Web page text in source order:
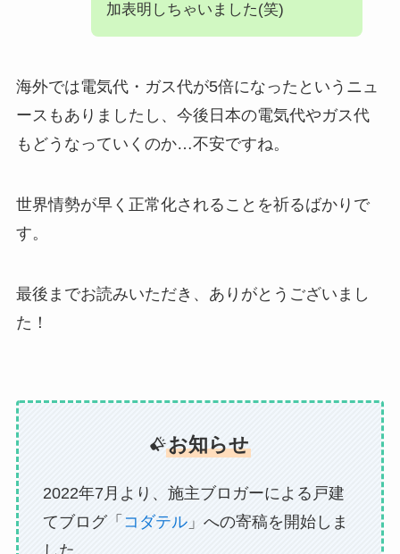
加表明しちゃいました(笑)
海外では電気代・ガス代が5倍になったというニュ
ースもありましたし、今後日本の電気代やガス代
もどうなっていくのか…不安ですね。
世界情勢が早く正常化されることを祈るばかりで
す。
最後までお読みいただき、ありがとうございまし
た！
お知らせ
2022年7月より、施主ブロガーによる戸建
てブログ「 コダテル」への寄稿を開始しま